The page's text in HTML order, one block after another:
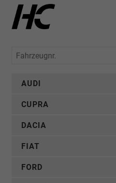
Fahrzeugnr.
AUDI
CUPRA
DACIA
FIAT
FORD